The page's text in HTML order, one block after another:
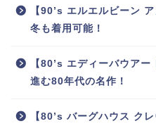
【90’s エルエルビーン
冬も着用可能！
【80’s エディーバウア
進む80年代の名作！
【80’s バーグハウス ク